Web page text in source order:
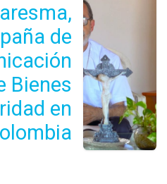
de
Bienes
en